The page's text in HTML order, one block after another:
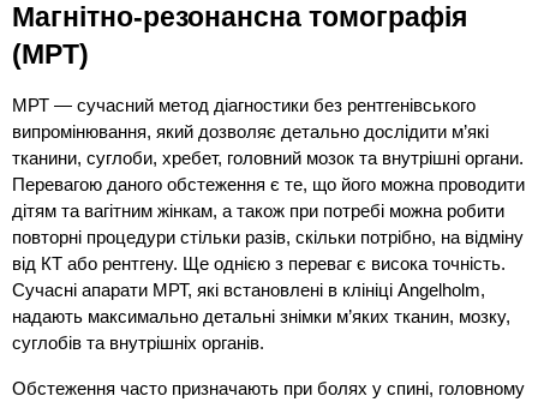
Магнітно-резонансна томографія
(МРТ)
МРТ — сучасний метод діагностики без рентгенівського
випромінювання, який дозволяє детально дослідити м’які
тканини, суглоби, хребет, головний мозок та внутрішні органи.
Перевагою даного обстеження є те, що його можна проводити
дітям та вагітним жінкам, а також при потребі можна робити
повторні процедури стільки разів, скільки потрібно, на відміну
від КТ або рентгену. Ще однією з переваг є висока точність.
Сучасні апарати МРТ, які встановлені в клініці Angelholm,
надають максимально детальні знімки м’яких тканин, мозку,
суглобів та внутрішніх органів.
Обстеження часто призначають при болях у спині, головному